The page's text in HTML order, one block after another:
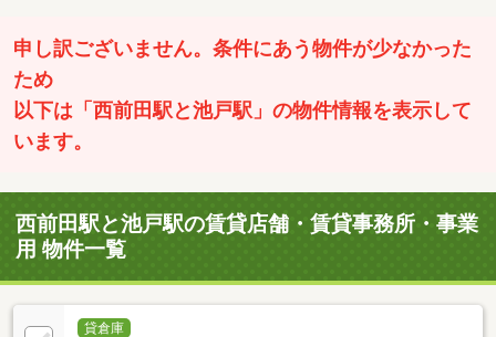
申し訳ございません。条件にあう物件が少なかった
ため
以下は「西前田駅と池戸駅」の物件情報を表示して
います。
西前田駅と池戸駅の賃貸店舗・賃貸事務所・事業
用 物件一覧
貸倉庫